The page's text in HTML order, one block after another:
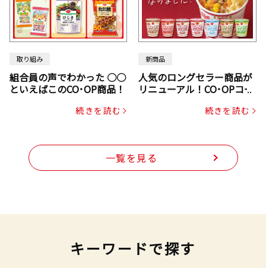
取り組み
組合員の声でわかった ○○
といえばこのCO･OP商品！
続きを読む
新商品
人気のロングセラー商品が
リニューアル！CO･OPコー
続きを読む
一覧を見る
キーワードで探す